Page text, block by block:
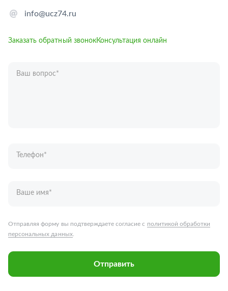
info@ucz74.ru
Заказать обратный звонокКонсультация онлайн
Ваш вопрос*
Запчасти для грузовых автомобилей
Каталог запчастей
Спецпредложения